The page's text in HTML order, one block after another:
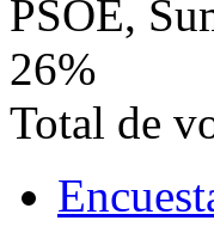
PSOE,
26%
Total de